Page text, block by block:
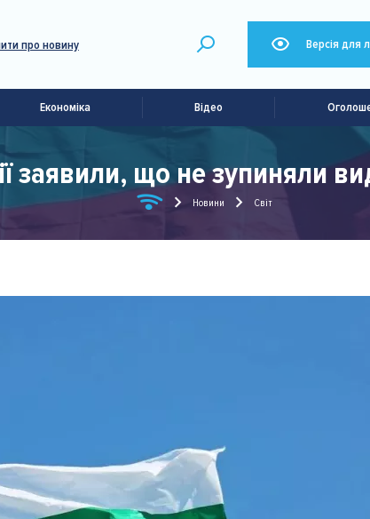
про новину Версія для
Економіка Відео
заявили, що не зупиняли
Новини Світ